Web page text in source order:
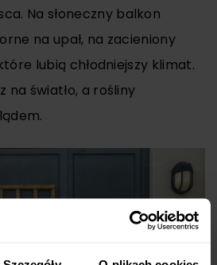
Na słoneczny balkon
na upał, na zacieniony
lubią chłodniejszy klimat.
na światło, a rośliny